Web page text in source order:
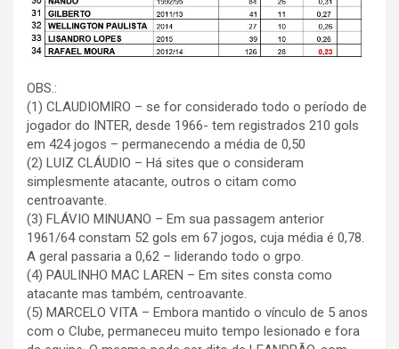
OBS.:
(1) CLAUDIOMIRO – se for considerado todo o período de
jogador do INTER, desde 1966- tem registrados 210 gols
em 424 jogos – permanecendo a média de 0,50
(2) LUIZ CLÁUDIO – Há sites que o consideram
simplesmente atacante, outros o citam como
centroavante.
(3) FLÁVIO MINUANO – Em sua passagem anterior
1961/64 constam 52 gols em 67 jogos, cuja média é 0,78.
A geral passaria a 0,62 – liderando todo o grpo.
(4) PAULINHO MAC LAREN – Em sites consta como
atacante mas também, centroavante.
(5) MARCELO VITA – Embora mantido o vínculo de 5 anos
com o Clube, permaneceu muito tempo lesionado e fora